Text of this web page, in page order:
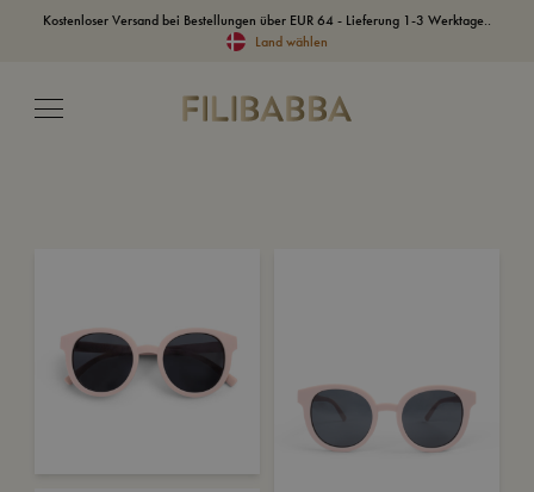
Kostenloser Versand bei Bestellungen über EUR 64 - Lieferung 1-3 Werktage..
Land wählen